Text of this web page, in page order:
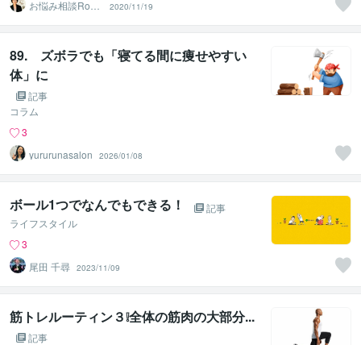
m‪ ふわり
2020/11/19
89. ズボラでも「寝てる間に痩せやすい
体」に
記事
コラム
3
yururunasalon
2026/01/08
ボール1つでなんでもできる！
記事
ライフスタイル
3
尾田 千尋 2023/11/09
筋トレルーティン３❕全体の筋肉の大部分...
記事